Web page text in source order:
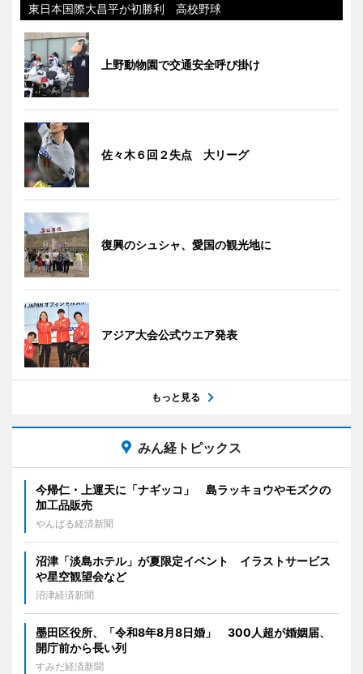
東日本国際大昌平が初勝利 高校野球
上野動物園で交通安全呼び掛け
佐々木６回２失点 大リーグ
復興のシュシャ、愛国の観光地に
アジア大会公式ウエア発表
もっと見る
みん経トピックス
今帰仁・上運天に「ナギッコ」 島ラッキョウやモズクの
加工品販売
やんばる経済新聞
沼津「淡島ホテル」が夏限定イベント イラストサービス
や星空観望会など
沼津経済新聞
墨田区役所、「令和8年8月8日婚」 300人超が婚姻届、
開庁前から長い列
すみだ経済新聞